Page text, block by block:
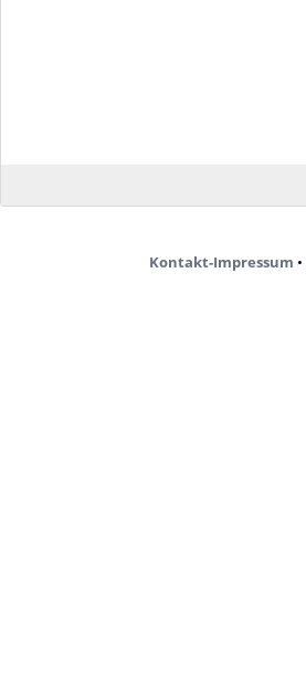
Kontakt-Impressum •